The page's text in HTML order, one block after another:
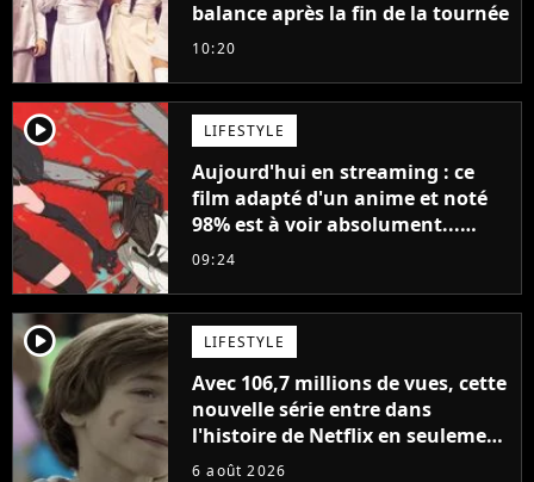
balance après la fin de la tournée
10:20
player2 LIFESTYLE
Aujourd'hui en streaming : ce
film adapté d'un anime et noté
98% est à voir absolument...
sinon vous ne comprendrez plus
09:24
player2 LIFESTYLE
Avec 106,7 millions de vues, cette
nouvelle série entre dans
l'histoire de Netflix en seulement
48 jours
6 août 2026